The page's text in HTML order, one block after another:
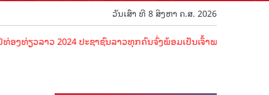
ວັນເສົາ ທີ 8 ສິງຫາ ຄ.ສ. 2026
ລາວ 2024 ປະຊາຊົນລາວທຸກຄົນຈົ່ງພ້ອມເປັນເຈົ້າພາບທີ່ດີ ຕ້ອນຮັບນັກທ່